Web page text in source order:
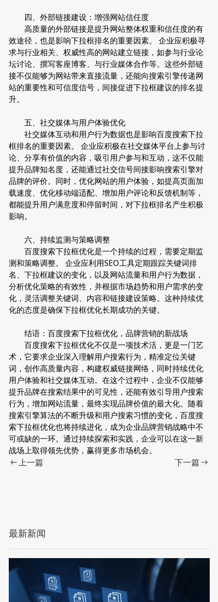
四、外部链接建设：增强网站信任度
高质量的外部链接是提升网站整体权重和信任度的有
效途径，也是影响下拉框排名的重要因素。 企业应积极寻
求与行业相关、权威性高的网站建立链接，如参与行业论
坛讨论、撰写客座博客、与行业媒体合作等。这些外部链
接不仅能够为网站带来直接流量，还能向搜索引擎传递网
站的重要性和可信度信号，间接促进下拉框建议的排名提
升。
五、社交媒体与用户体验优化
社交媒体互动和用户行为数据也是影响百度搜索下拉
框排名的重要因素。 企业应积极在社交媒体平台上参与讨
论、分享有价值的内容，吸引用户参与和互动，这不仅能
提升品牌知名度，还能通过社交信号间接影响搜索引擎对
品牌的评价。同时，优化网站的用户体验，如提高页面加
载速度、优化移动端适配、增加用户评论和反馈机制等，
都能提升用户满意度和停留时间，对下拉框排名产生积极
影响。
六、持续监测与策略调整
百度搜索下拉框优化是一个持续的过程，需要定期监
测和策略调整。 企业应利用SEO工具定期跟踪关键词排
名、下拉框建议的变化，以及网站流量和用户行为数据，
分析优化策略的有效性，并根据市场趋势和用户需求的变
化，灵活调整关键词、内容和链接建设策略。这种持续优
化的态度是确保下拉框优化长期成功的关键。
结语：百度搜索下拉框优化，品牌营销的新战场
百度搜索下拉框优化不仅是一项技术活，更是一门艺
术，它要求企业深入理解用户搜索行为，精准定位关键
词，创作高质量内容，构建权威链接网络，同时持续优化
用户体验和社交媒体互动。在这个过程中，企业不仅能够
提升品牌在搜索结果中的可见性，还能有效引导用户搜索
行为，增加网站流量，最终实现品牌价值的最大化。随着
搜索引擎算法的不断升级和用户搜索习惯的变化，百度搜
索下拉框优化也将持续进化，成为企业品牌营销战略中不
可或缺的一环。通过持续探索和实践，企业可以在这一新
战场上取得领先优势，赢得更多市场机会。
上一篇 下一篇
最新新闻